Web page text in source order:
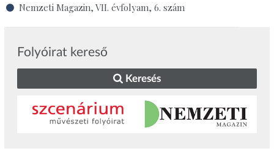
Nemzeti Magazin, VII. évfolyam, 6. szám
Folyóirat kereső
Keresés